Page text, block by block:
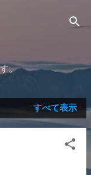
。
すべて表示